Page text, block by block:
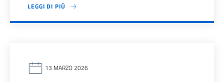
LEGGI DI PIÙ
13 MARZO 2026